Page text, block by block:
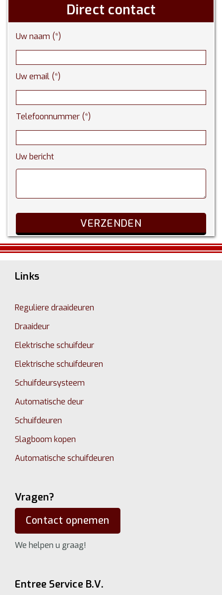
Direct contact
Uw naam (*)
Uw email (*)
Telefoonnummer (*)
Uw bericht
Links
Reguliere draaideuren
Draaideur
Elektrische schuifdeur
Elektrische schuifdeuren
Schuifdeursysteem
Automatische deur
Schuifdeuren
Slagboom kopen
Automatische schuifdeuren
Vragen?
Contact opnemen
We helpen u graag!
Entree Service B.V.